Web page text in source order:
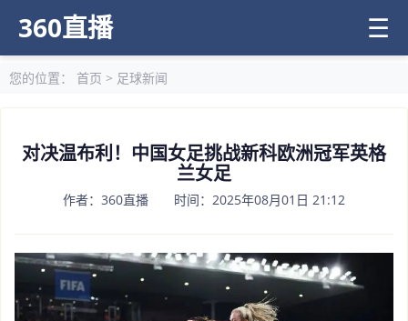
360直播 ☰
您的位置： 首页 > 足球新闻
对决温布利！中国女足挑战新科欧洲冠军英格
兰女足
作者：360直播 时间：2025年08月01日 21:12